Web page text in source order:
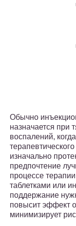
Обычно
назначается при
воспалений,
изначально
предпочтение
процессе
таблетками или
поддержание
повысит эффект
минимизирует